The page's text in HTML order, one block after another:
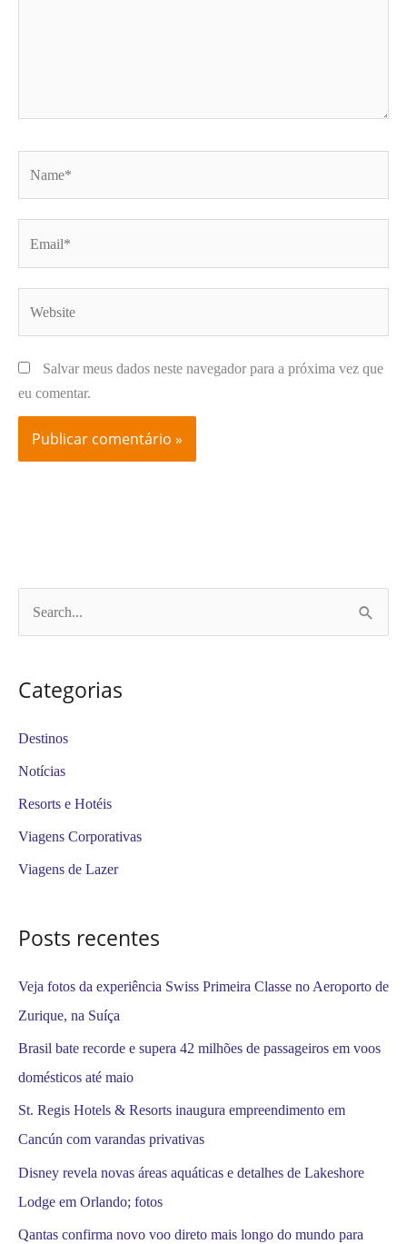
Salvar meus dados neste navegador para a próxima vez que
eu comentar.
u
i
p
Categorias
Destinos
Notícias
Resorts e Hotéis
Viagens Corporativas
Viagens de Lazer
Posts recentes
Veja fotos da experiência Swiss Primeira Classe no Aeroporto de
Zurique, na Suíça
Brasil bate recorde e supera 42 milhões de passageiros em voos
domésticos até maio
St. Regis Hotels & Resorts inaugura empreendimento em
Cancún com varandas privativas
Disney revela novas áreas aquáticas e detalhes de Lakeshore
Lodge em Orlando; fotos
Qantas confirma novo voo direto mais longo do mundo para